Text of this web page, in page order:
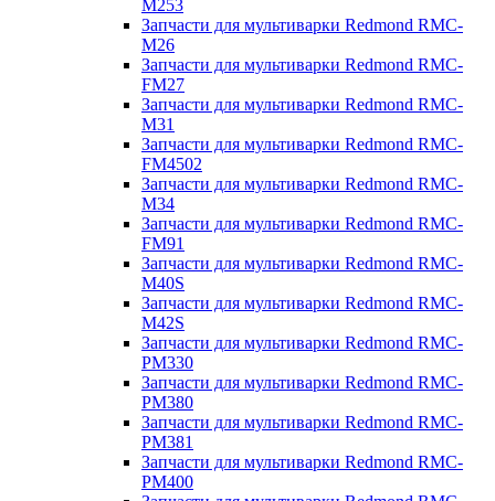
M253
Запчасти для мультиварки Redmond RMC-
M26
Запчасти для мультиварки Redmond RMC-
FM27
Запчасти для мультиварки Redmond RMC-
M31
Запчасти для мультиварки Redmond RMC-
FM4502
Запчасти для мультиварки Redmond RMC-
M34
Запчасти для мультиварки Redmond RMC-
FM91
Запчасти для мультиварки Redmond RMC-
M40S
Запчасти для мультиварки Redmond RMC-
M42S
Запчасти для мультиварки Redmond RMC-
PM330
Запчасти для мультиварки Redmond RMC-
PM380
Запчасти для мультиварки Redmond RMC-
PM381
Запчасти для мультиварки Redmond RMC-
PM400